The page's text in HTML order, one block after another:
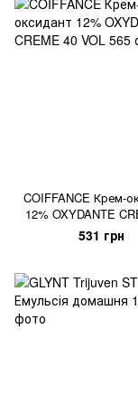
COIFFANCE Крем-
12% OXYDANTE
VOL
531 грн